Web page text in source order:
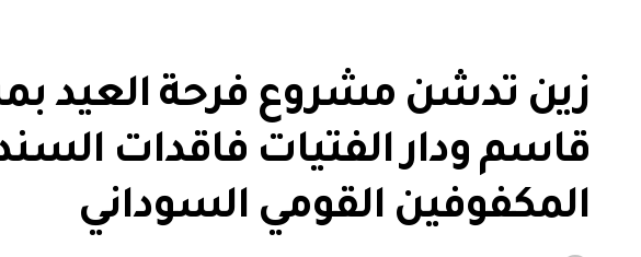
زين تدشن مشروع فرحة العيد
قاسم ودار الفتيات فاقدات
المكفوفين القومي السوداني